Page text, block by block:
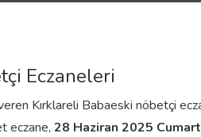
Eczaneleri
Kırklareli Babaeski nöbetçi
eczane, 28 Haziran 2025